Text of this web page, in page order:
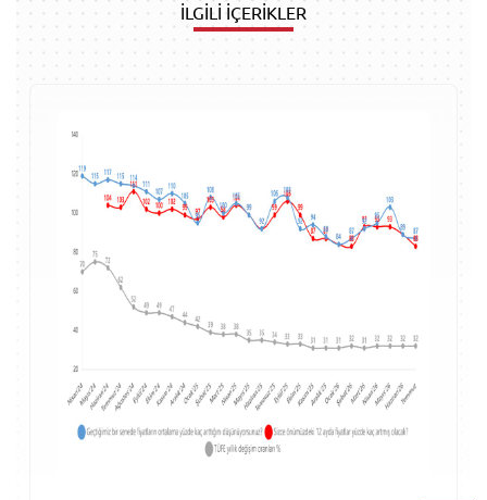
İLGİLİ İÇERİKLER